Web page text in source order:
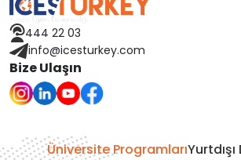
Avusturya
Finlandiya
Çekya
444 22 03
info@icesturkey.com
Bize Ulaşın
Üniversite Programları